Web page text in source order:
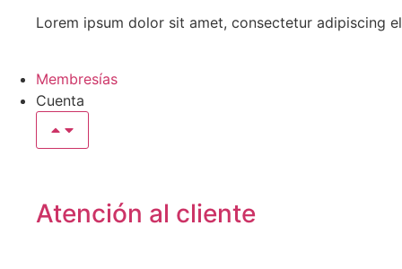
Lorem ipsum dolor sit amet, consectetur adipiscing
Membresías
Cuenta
Atención al cliente